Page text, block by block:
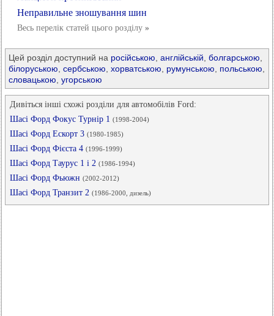
Неправильне зношування шин
Весь перелік статей цього розділу »
Цей розділ доступний на російською англійській болгарською
білоруською сербською хорватською румунською польською
словацькою угорською
Дивіться інші схожі розділи для автомобілів Ford:
Шасі Форд Фокус Турнір 1 (1998-2004)
Шасі Форд Ескорт 3 (1980-1985)
Шасі Форд Фієста 4 (1996-1999)
Шасі Форд Таурус 1 і 2 (1986-1994)
Шасі Форд Фьюжн (2002-2012)
Шасі Форд Транзит 2 (1986-2000, дизель)